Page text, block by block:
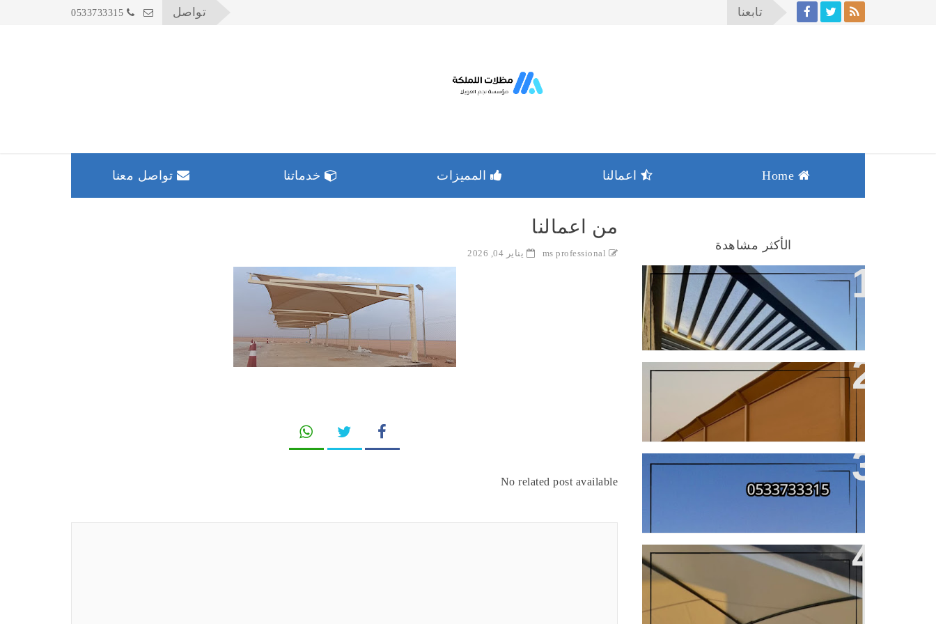
تواصل تابعنا
اعمالنا المميزات خدماتنا تواصل معنا
من اعمالنا
ms professional يناير 04, 2026
No related post available
الأكثر مشاهدة
افضل انواع المظلات والسواتر بجده
مميزات مظلات سيارات والسواتر للفل
والمنازل في جدة
افضل مقاول مظلات في جدة
افضل المظلات والسواتر للسيارات
بالاماكن العامة والخاصة فى مكة